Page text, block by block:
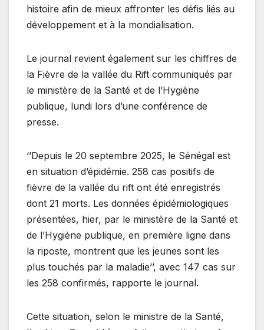
histoire afin de mieux affronter les défis liés au
développement et à la mondialisation.
Le journal revient également sur les chiffres de
la Fièvre de la vallée du Rift communiqués par
le ministère de la Santé et de l’Hygiène
publique, lundi lors d’une conférence de
presse.
‘’Depuis le 20 septembre 2025, le Sénégal est
en situation d’épidémie. 258 cas positifs de
fièvre de la vallée du rift ont été enregistrés
dont 21 morts. Les données épidémiologiques
présentées, hier, par le ministère de la Santé et
de l’Hygiène publique, en première ligne dans
la riposte, montrent que les jeunes sont les
plus touchés par la maladie’’, avec 147 cas sur
les 258 confirmés, rapporte le journal.
Cette situation, selon le ministre de la Santé,